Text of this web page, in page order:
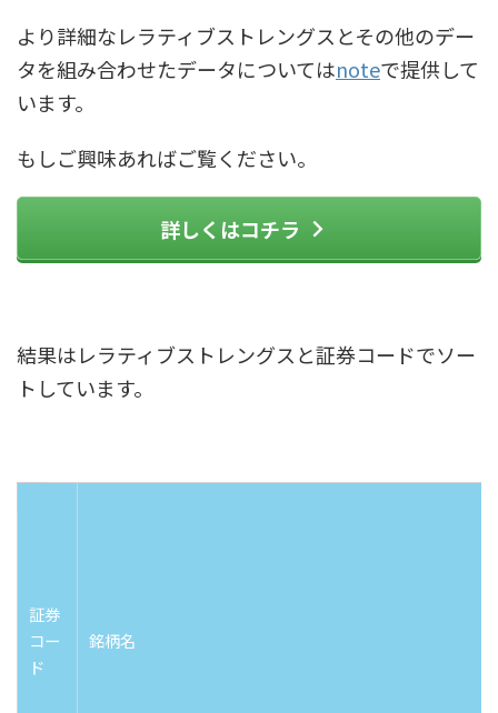
より詳細なレラティブストレングスとその他のデー
タを組み合わせたデータについてはnoteで提供して
います。
もしご興味あればご覧ください。
詳しくはコチラ
結果はレラティブストレングスと証券コードでソー
トしています。
証券
コー
ド
銘柄名